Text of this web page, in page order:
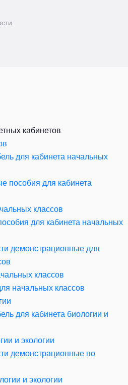
кабинетов
для кабинета начальных
пособия для кабинета
классов
для кабинета начальных
демонстрационные для
классов
начальных классов
для кабинета биологии и
и экологии
демонстрационные по
и экологии